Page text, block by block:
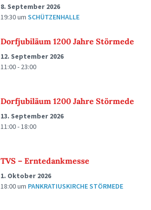
8. September 2026
19:30um SCHÜTZENHALLE
Dorfjubiläum 1200 Jahre Störmede
12. September 2026
11:00 - 23:00
Dorfjubiläum 1200 Jahre Störmede
13. September 2026
11:00 - 18:00
TVS – Erntedankmesse
1. Oktober 2026
18:00um PANKRATIUSKIRCHE STÖRMEDE